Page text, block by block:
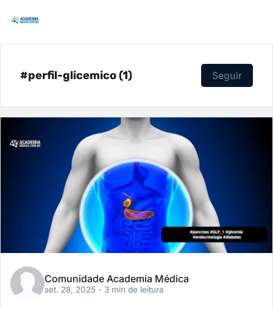
#perfil-glicemico (1) Seguir
Comunidade Academia Médica
set. 28, 2025 - 3 min de leitura